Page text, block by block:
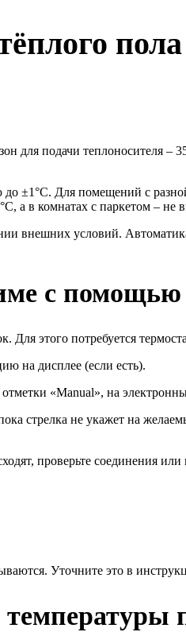
для подачи теплоносителя
±1°C. Для помещений с
а в комнатах с паркетом – не
внешних условий.
с помощью
Для этого потребуется
на дисплее (если есть).
«Manual», на
стрелка не укажет на
проверьте соединения
Уточните это в